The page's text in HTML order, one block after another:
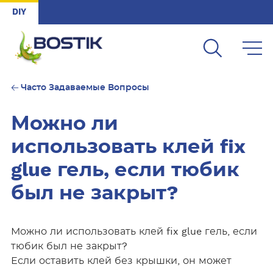
Skip to main content
DIY
Часто Задаваемые Вопросы
Можно ли
использовать клей fix
glue гель, если тюбик
был не закрыт?
Можно ли использовать клей fix glue гель, если
тюбик был не закрыт?
Если оставить клей без крышки, он может